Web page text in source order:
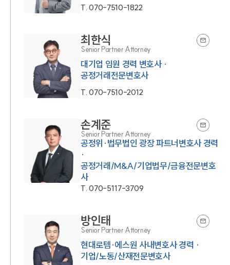
T.070-7510-1822
최한식
Senior Partner Attorney
대기업 임원 경력 변호사 ·
공정거래전문변호사
T.070-7510-2012
손계준
Senior Partner Attorney
공정위·법무법인 광장 파트너변호사 경력
·
공정거래/M&A/기업법무/금융전문변호
사
T.070-5117-3709
방인태
Senior Partner Attorney
현대로템·에스원 사내변호사 경력 ·
기업/노동/산재전문변호사